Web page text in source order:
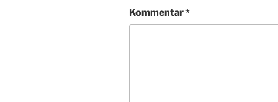
Kommentar*